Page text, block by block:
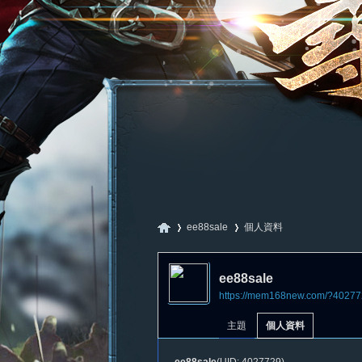
ee88sale
›
個人資料
ee88sale
https://mem168new.com/
主題 個人資料